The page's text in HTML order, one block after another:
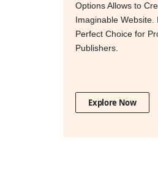
Options Allows to
Imaginable Website.
Perfect Choice for
Publishers.
Explore Now